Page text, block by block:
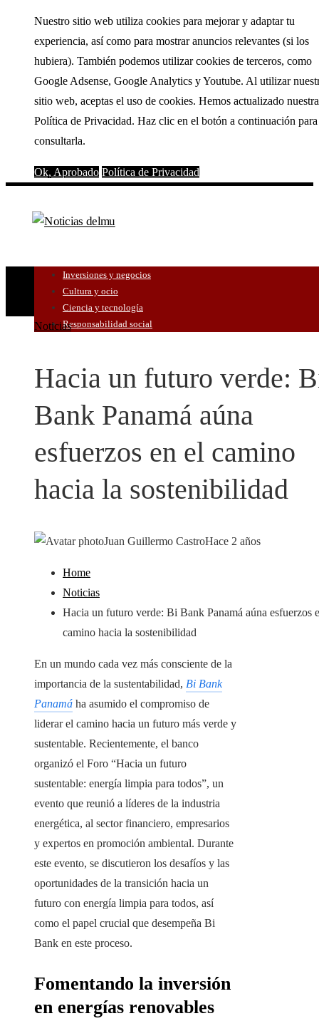
Nuestro sitio web utiliza cookies para mejorar y adaptar tu
experiencia, así como para mostrar anuncios relevantes (si los
hubiera). También podemos utilizar cookies de terceros, como
Google Adsense, Google Analytics y Youtube. Al utilizar
sitio web, aceptas el uso de cookies. Hemos actualizado nuestra
Política de Privacidad. Haz clic en el botón a continuación para
consultarla.
Ok, Aprobado Política de Privacidad
Inversiones y negocios
Cultura y ocio
Ciencia y tecnología
Responsabilidad social
Noticias
Hacia un futuro verde:
Bank Panamá aúna
esfuerzos en el camino
hacia la sostenibilidad
Juan Guillermo CastroHace 2 años
Home
Noticias
Hacia un futuro verde: Bi Bank Panamá aúna esfuerzos
camino hacia la sostenibilidad
En un mundo cada vez más consciente de la
importancia de la sustentabilidad, Bi Bank
Panamá ha asumido el compromiso de
liderar el camino hacia un futuro más verde y
sustentable. Recientemente, el banco
organizó el Foro “Hacia un futuro
sustentable: energía limpia para todos”, un
evento que reunió a líderes de la industria
energética, al sector financiero, empresarios
y expertos en promoción ambiental. Durante
este evento, se discutieron los desafíos y las
oportunidades de la transición hacia un
futuro con energía limpia para todos, así
como el papel crucial que desempeña Bi
Bank en este proceso.
Fomentando la inversión
en energías renovables